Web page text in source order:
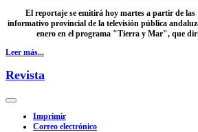
El reportaje se emitirá hoy martes a partir de las
informativo provincial de la televisión pública
enero en el programa "Tierra y Mar", que
Leer más...
Revista
Imprimir
Correo electrónico